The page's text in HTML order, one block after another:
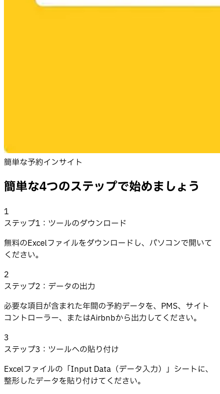
簡単な予約インサイト
簡単な4つのステップで始めましょう
1
ステップ1：ツールのダウンロード
無料のExcelファイルをダウンロードし、パソコンで開いて
ください。
2
ステップ2：データの出力
必要な項目が含まれた年間の予約データを、PMS、サイト
コントローラー、またはAirbnbから出力してください。
3
ステップ3：ツールへの貼り付け
Excelファイルの「Input Data（データ入力）」シートに、
整形したデータを貼り付けてください。